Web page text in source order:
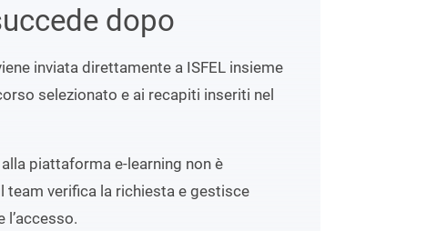
dopo
inviata direttamente a ISFEL insieme
selezionato e ai recapiti inseriti nel
alla piattaforma e-learning non è
team verifica la richiesta e gestisce
l’accesso.